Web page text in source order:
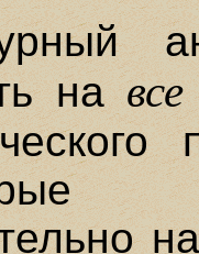
навсе